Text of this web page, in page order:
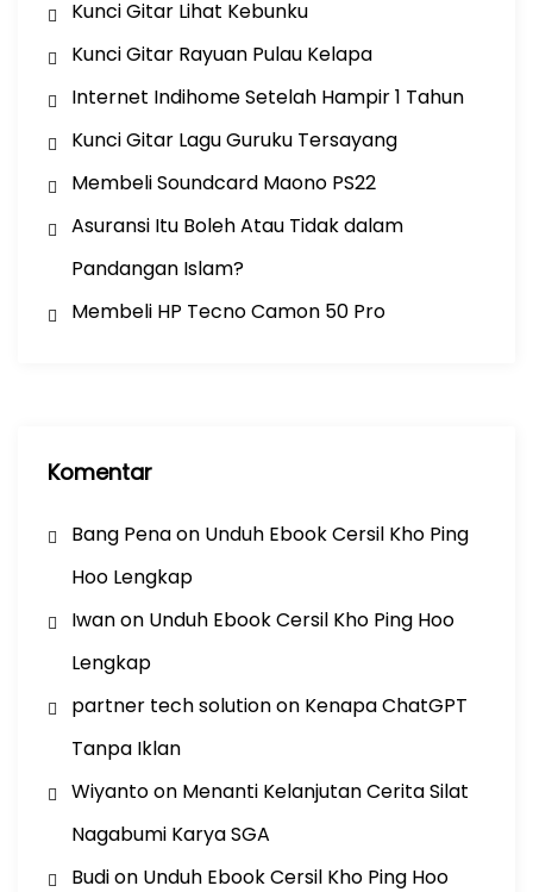
Kunci Gitar Lihat Kebunku
Kunci Gitar Rayuan Pulau Kelapa
Internet Indihome Setelah Hampir 1 Tahun
Kunci Gitar Lagu Guruku Tersayang
Membeli Soundcard Maono PS22
Asuransi Itu Boleh Atau Tidak dalam
Pandangan Islam?
Membeli HP Tecno Camon 50 Pro
Komentar
Bang Penaon Unduh Ebook Cersil Kho Ping
Hoo Lengkap
Iwanon Unduh Ebook Cersil Kho Ping Hoo
Lengkap
partner tech solutionon Kenapa ChatGPT
Tanpa Iklan
Wiyantoon Menanti Kelanjutan Cerita Silat
Nagabumi Karya SGA
Budion Unduh Ebook Cersil Kho Ping Hoo